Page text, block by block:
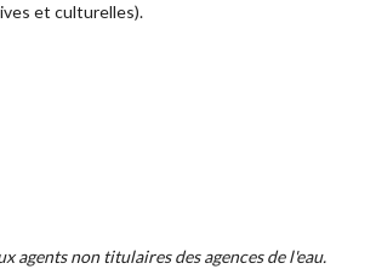
et culturelles).
agents non titulaires des agences de l'eau.